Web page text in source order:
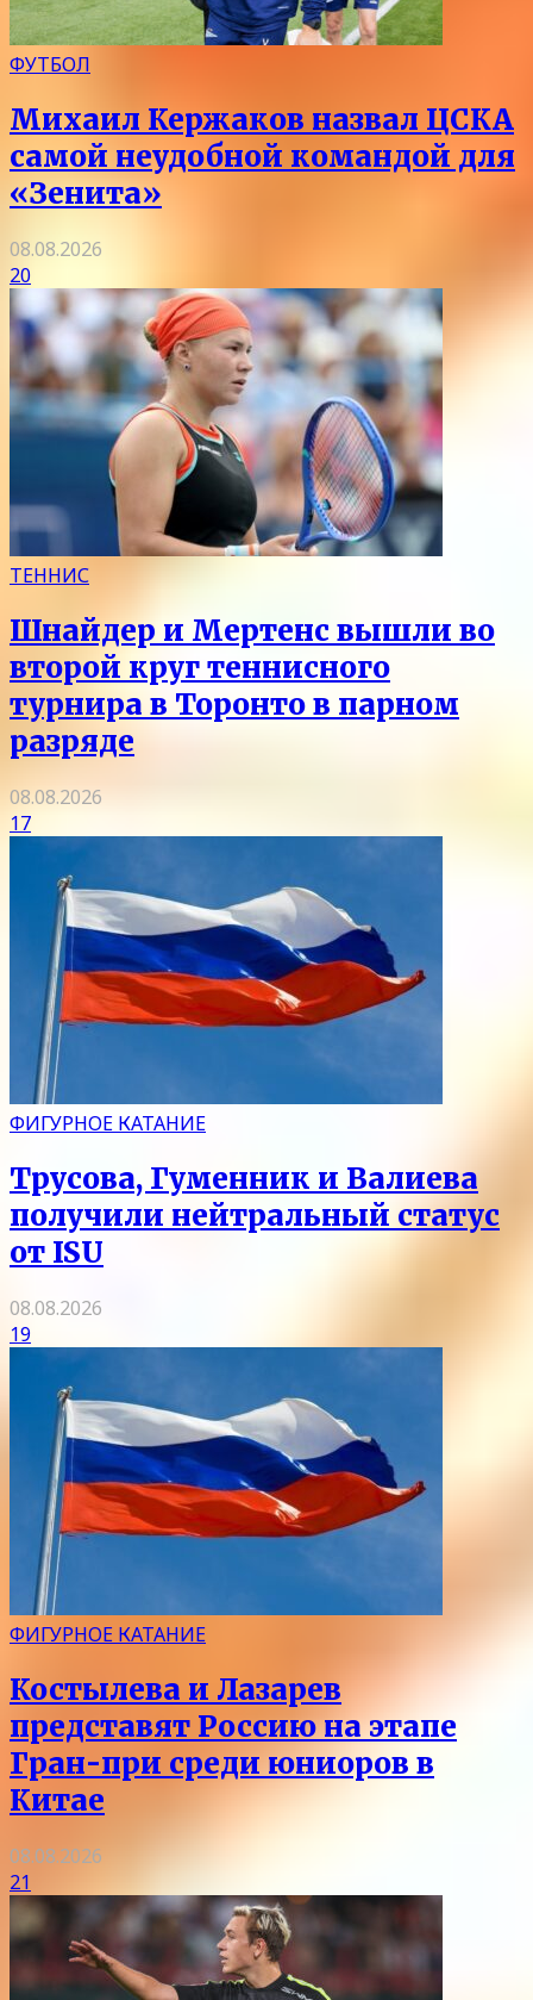
ФУТБОЛ
Михаил Кержаков назвал ЦСКА
самой неудобной командой для
«Зенита»
08.08.2026
20
ТЕННИС
Шнайдер и Мертенс вышли во
второй круг теннисного
турнира в Торонто в парном
разряде
08.08.2026
17
ФИГУРНОЕ КАТАНИЕ
Трусова, Гуменник и Валиева
получили нейтральный статус
от ISU
08.08.2026
19
ФИГУРНОЕ КАТАНИЕ
Костылева и Лазарев
представят Россию на этапе
Гран-при среди юниоров в
Китае
08.08.2026
21